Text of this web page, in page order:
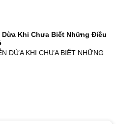
Khi Chưa Biết Những Điều
DỪA KHI CHƯA BIẾT NHỮNG